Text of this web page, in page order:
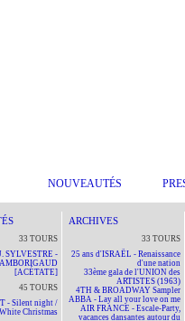
NOUVEAUTÉS
33 TOURS
SYLVESTRE -
[ACÉTATE]
45 TOURS
- Silent night /
White Christmas
ARCHIVES
33 TOURS
25 ans d'ISRAËL - Renaissance
d'une nation
33ème gala de l'UNION des
ARTISTES (1963)
4TH & BROADWAY Sampler
ABBA - Lay all your love on me
AIR FRANCE - Escale-Party,
vacances dansantes autour du